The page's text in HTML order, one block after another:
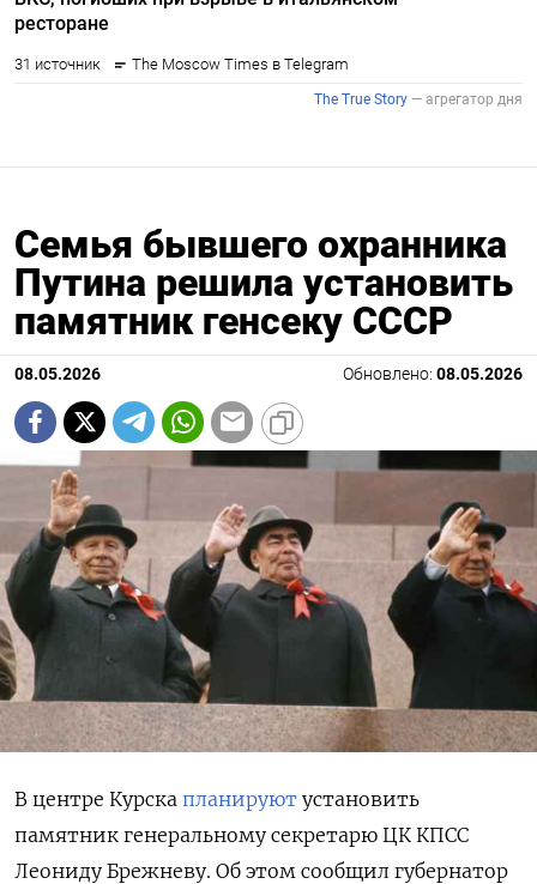
Семья бывшего охранника
Путина решила установить
памятник генсеку СССР
08.05.2026 Обновлено: 08.05.2026
В центре Курска планируют установить
памятник генеральному секретарю ЦК КПСС
Леониду Брежневу. Об этом сообщил губернатор